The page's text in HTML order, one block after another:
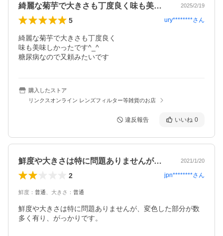
綺麗な菊芋で大きさも丁度良く味も美味し… 2025/2/19
5 ury********さん
綺麗な菊芋で大きさも丁度良く
味も美味しかったです^_^
糖尿病なので又頼みたいです
購入したストア
リンクスオンライン レンズフィルター等雑貨のお店
違反報告 いいね 0
鮮度や大きさは特に問題ありませんが、変… 2021/1/20
2 jpn********さん
鮮度 ： 普通 大きさ ： 普通
鮮度や大きさは特に問題ありませんが、変色した部分が数
多く有り、がっかりです。